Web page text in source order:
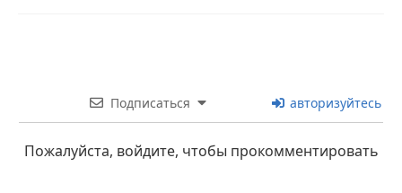
Подписаться авторизуйтесь
Пожалуйста, войдите, чтобы прокомментировать